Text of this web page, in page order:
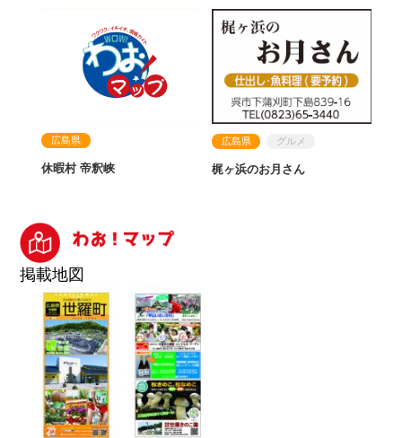
広島県
休暇村 帝釈峡
広島県 グルメ
梶ヶ浜のお月さん
掲載地図